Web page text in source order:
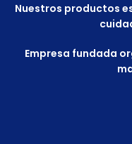
Nuestros productos
Empresa fundada